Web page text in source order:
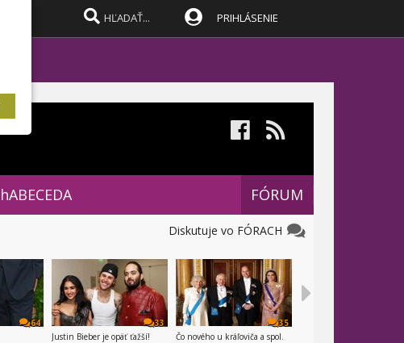
PRIHLÁSENIE
hABECEDA FÓRUM
Diskutuje vo FÓRACH
64
33
Justin Bieber je opäť ťažší!
35
Čo nového u kráľoviča a spol.